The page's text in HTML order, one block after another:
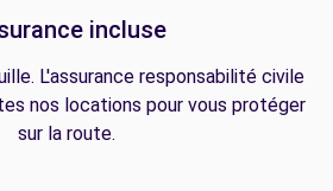
incluse
L'assurance responsabilité civile
nos locations pour vous protéger
sur la route.